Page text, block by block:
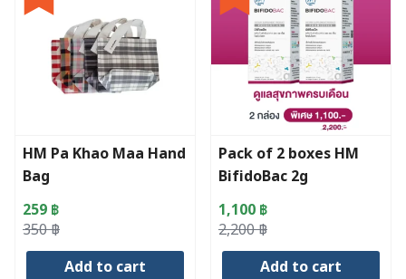
HM Pa Khao Maa Hand
Bag
350฿
Original
price
259 ฿
Current
price
Add to cart
Pack of 2 boxes HM
BifidoBac 2g
(2x20sachets)
2,200฿
Original
price
1,100 ฿
Current
price
Add to cart